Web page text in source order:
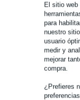
El sitio
para
nuestro
usuario
medir y
mejorar
compra.
¿Prefieres
10% DTO EXTRA
(B-
PVP